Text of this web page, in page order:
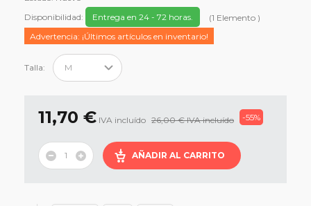
Disponibilidad:
Entrega en 24 - 72 horas. (1 Elemento )
Advertencia: ¡Últimos artículos en inventario!
Talla:
11,70 € IVA incluído 26,00 €IVA incluído -55%
AÑADIR AL CARRITO